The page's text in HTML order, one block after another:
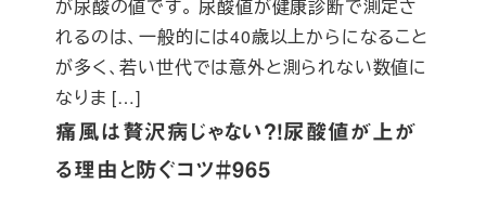
痛風は贅沢病じゃない？！尿酸値が上が
る理由と防ぐコツ＃965
が尿酸の値です。 尿酸値が健康診断で測定さ
れるのは、一般的には40歳以上からになること
が多く、若い世代では意外と測られない数値に
なりま […]